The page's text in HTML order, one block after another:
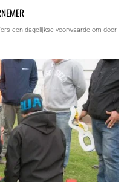
een dagelijkse voorwaarde om door